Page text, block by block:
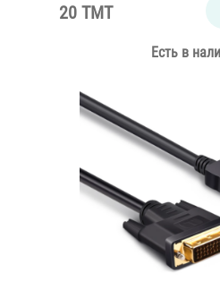
20 TMT
Есть в